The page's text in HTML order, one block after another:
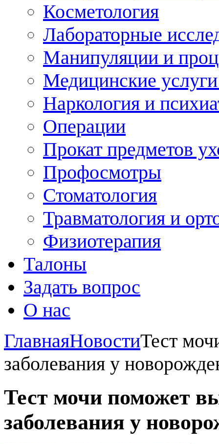
Косметология
Лабораторные
Манипуляции и
Медицинские
Наркология и
Операции
Прокат предметов
Профосмотры
Стоматология
Травматология и
Физиотерапия
Талоны
Задать вопрос
О нас
ГлавнаяНовостиТест
заболевания у
Тест мочи поможет
заболевания у